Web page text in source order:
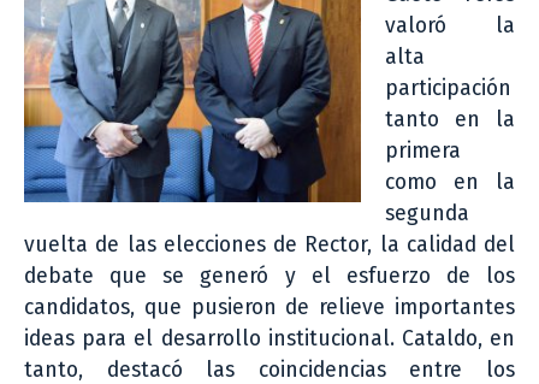
valoró la
alta
participación
tanto en la
primera
como en la
segunda
vuelta de las elecciones de Rector, la calidad del
debate que se generó y el esfuerzo de los
candidatos, que pusieron de relieve importantes
ideas para el desarrollo institucional. Cataldo, en
tanto, destacó las coincidencias entre los